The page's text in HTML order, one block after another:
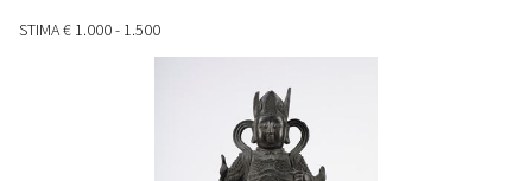
STIMA€ 1.000 - 1.500